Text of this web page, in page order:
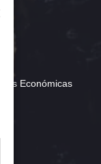
Económicas